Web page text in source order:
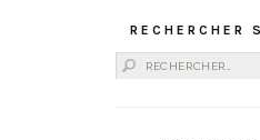
RECHERCHER
Rechercher :